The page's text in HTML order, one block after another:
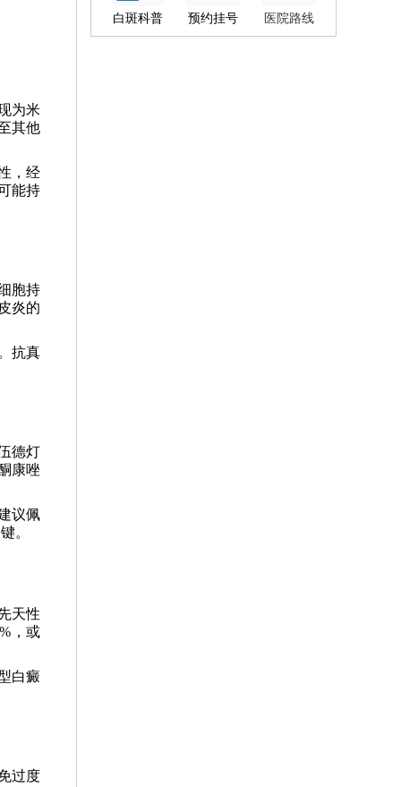
为米
其他
，经
能持
胞持
炎的
抗真
德灯
康唑
议佩
。
天性
，或
白癜
过度
白斑科普 预约挂号 医院路线